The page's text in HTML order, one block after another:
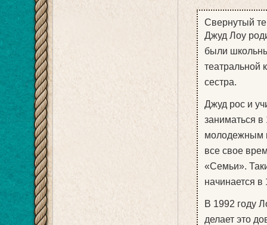
Свернутый
Джуд Лоу
были
театральной
сестра.
Джуд рос и
заниматься в
молодежным
все свое
«Семьи».
начинается
В 1992 году
делает это